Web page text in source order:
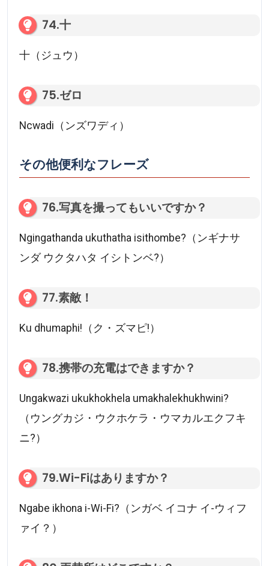
74.十
十（ジュウ）
75.ゼロ
Ncwadi（ンズワディ）
その他便利なフレーズ
76.写真を撮ってもいいですか？
Ngingathanda ukuthatha isithombe?（ンギナサ
ンダ ウクタハタ イシトンベ?）
77.素敵！
Ku dhumaphi!（ク・ズマピ!）
78.携帯の充電はできますか？
Ungakwazi ukukhokhela umakhalekhukhwini?
（ウングカジ・ウクホケラ・ウマカルエクフキ
ニ?）
79.Wi-Fiはありますか？
Ngabe ikhona i-Wi-Fi?（ンガベ イコナ イ-ウィフ
ァイ？）